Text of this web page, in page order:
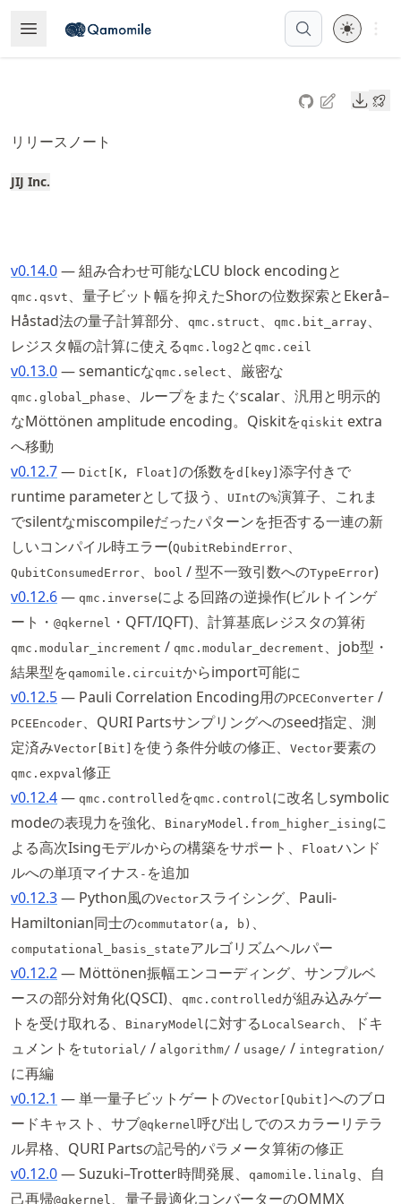
to
article
to
article
content
Open MenuMade with MyST
Open
リリースノート
JIJ Inc.
v0.14.0— 組み合わせ可能なLCU block encodingと
qmc.qsvt 、量子ビット幅を抑えたShorの位数探索とEkerå–
Håstad法の量子計算部分、
qmc.struct 、 qmc.bit_array、
レジスタ幅の計算に使える qmc.log2 と qmc.ceil
v0.13.0— semanticなqmc.select 、厳密な
qmc.global_phase 、ループをまたぐscalar、汎用と明示的
なMöttönen amplitude encoding。Qiskitをqiskit extra
へ移動
v0.12.7— Dict[K, Float] の係数をd[key] 添字付きで
runtime parameterとして扱う、
UIntの%演算子、これま
でsilentなmiscompileだったパターンを拒否する一連の新
しいコンパイル時エラー(QubitRebindError、
QubitConsumedError、 bool / 型不一致引数へのTypeError)
v0.12.6— qmc.inverseによる回路の逆操作(ビルトインゲ
ート・ @qkernel ・QFT/IQFT)、計算基底レジスタの算術
qmc.modular_increment / qmc.modular_decrement 、job型・
結果型をqamomile.circuitからimport可能に
v0.12.5— Pauli Correlation Encoding用のPCEConverter /
PCEEncoder、QURI Partsサンプリングへのseed指定、測
定済みVector[Bit] を使う条件分岐の修正、 Vector要素の
qmc.expval修正
v0.12.4— qmc.controlled をqmc.controlに改名しsymbolic
modeの表現力を強化、
BinaryModel.from_higher_isingに
よる高次Isingモデルからの構築をサポート、
Floatハンド
ルへの単項マイナス - を追加
v0.12.3— Python風のVectorスライシング、Pauli-
Hamiltonian同士のcommutator(a, b) 、
computational_basis_stateアルゴリズムヘルパー
v0.12.2— Möttönen振幅エンコーディング、サンプルベ
ースの部分対角化(QSCI)、
qmc.controlled が組み込みゲー
トを受け取れる、
BinaryModelに対する LocalSearch 、ドキ
ュメントをtutorial/ / algorithm/ / usage/ / integration/
に再編
v0.12.1 — 単一量子ビットゲートのVector[Qubit] へのブロ
ードキャスト、サブ@qkernel呼び出しでのスカラーリテラ
ル昇格、QURI Partsの記号的パラメータ算術の修正
v0.12.0— Suzuki–Trotter時間発展、 qamomile.linalg 、自
己再帰@qkernel 、量子最適化コンバーターのOMMX